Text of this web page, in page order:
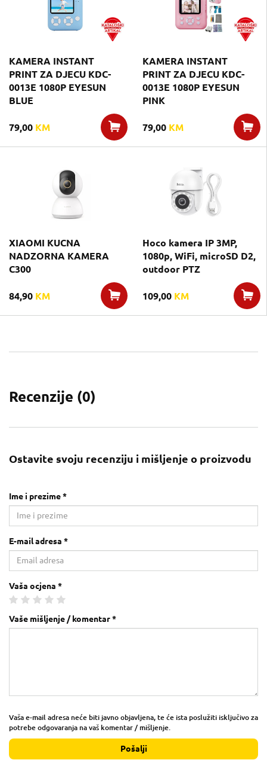
KAMERA INSTANT
PRINT ZA DJECU KDC-
0013E 1080P EYESUN
BLUE
79,00 KM
KAMERA INSTANT
PRINT ZA DJECU KDC-
0013E 1080P EYESUN
PINK
79,00 KM
XIAOMI KUCNA
NADZORNA KAMERA
C300
84,90 KM
Hoco kamera IP 3MP,
1080p, WiFi, microSD D2,
outdoor PTZ
109,00 KM
Recenzije (0)
Ostavite svoju recenziju i mišljenje o proizvodu
Ime i prezime *
E-mail adresa *
Vaša ocjena *
Vaše mišljenje / komentar *
Vaša e-mail adresa neće biti javno objavljena, te će ista poslužiti isključivo za
potrebe odgovaranja na vaš komentar / mišljenje.
Pošalji